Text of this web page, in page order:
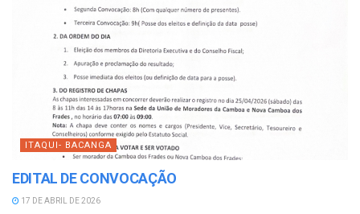
ITAQUI- BACANGA
EDITAL DE CONVOCAÇÃO
17 DE ABRIL DE 2026